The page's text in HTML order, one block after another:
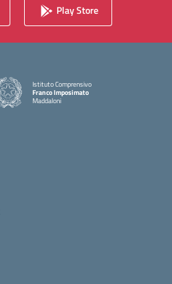
Play Store
Istituto Comprensivo
Franco Imposimato
Maddaloni